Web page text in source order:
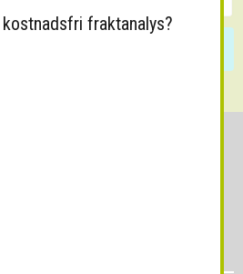
fraktanalys?